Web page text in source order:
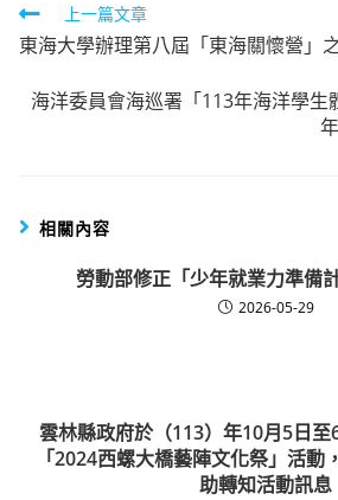
Read
more
articles
上一篇文章
東海大學辦理第八屆「東海關懷營」
海洋委員會海巡署「113年海洋學生
相關內容
勞動部修正「少年就業力準備
2026-05-29
雲林縣政府於（113）年10月5日
「2024西螺大橋藝陣文化祭」活動
助轉知活動訊息